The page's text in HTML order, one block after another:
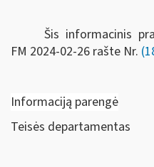
Šis informacinis
FM 2024-02-26 rašte Nr.
Informaciją parengė
Teisės departamentas